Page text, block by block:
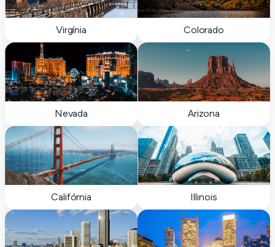
Virgínia Colorado
Nevada Arizona
Califórnia Illinois